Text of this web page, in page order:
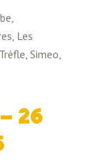
Les
Simeo,
26